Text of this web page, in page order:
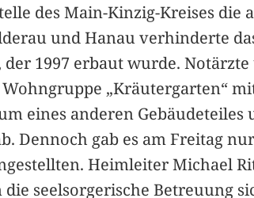
des Main-Kinzig-Kreises die
und Hanau verhinderte
1997 erbaut wurde.
„Kräutergarten“
eines anderen
Dennoch gab es am Freitag
Heimleiter Michael
seelsorgerische Betreuung